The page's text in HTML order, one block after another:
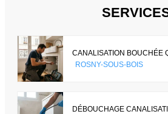
CANALISATION BOUCHÉE
ROSNY-SOUS-BOIS
DÉBOUCHAGE